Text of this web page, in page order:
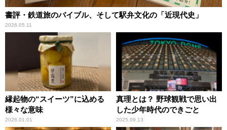
書評・鉄道旅のバイブル、そして駅弁文化の「近現代史」
2026.05.11
縁起物の“スイーツ”に込める
様々な意味
2026.01.01
真理とは？ 野球観戦で思い出
した少年時代のできごと
2025.09.13